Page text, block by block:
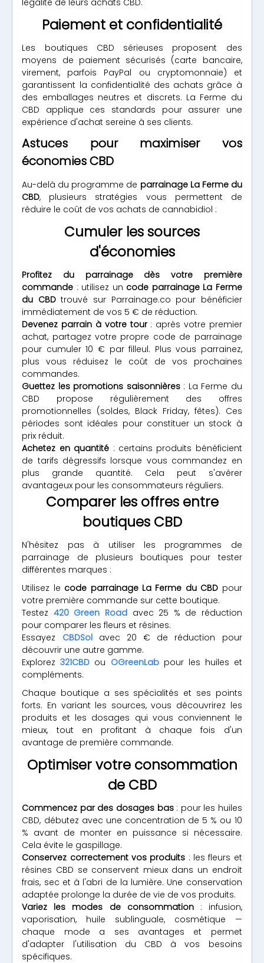
légalité de leurs achats CBD.
Paiement et confidentialité
Les boutiques CBD sérieuses proposent des
moyens de paiement sécurisés (carte bancaire,
virement, parfois PayPal ou cryptomonnaie) et
garantissent la confidentialité des achats grâce à
des emballages neutres et discrets. La Ferme du
CBD applique ces standards pour assurer une
expérience d'achat sereine à ses clients.
Astuces pour maximiser vos
économies CBD
Au-delà du programme de parrainage La Ferme du
CBD, plusieurs stratégies vous permettent de
réduire le coût de vos achats de cannabidiol :
Cumuler les sources
d'économies
Profitez du parrainage dès votre première
commande : utilisez un code parrainage La Ferme
du CBDtrouvé sur Parrainage.co pour bénéficier
immédiatement de vos 5 € de réduction.
Devenez parrain à votre tour: après votre premier
achat, partagez votre propre code de parrainage
pour cumuler 10 € par filleul. Plus vous parrainez,
plus vous réduisez le coût de vos prochaines
commandes.
Guettez les promotions saisonnières: La Ferme du
CBD propose régulièrement des offres
promotionnelles (soldes, Black Friday, fêtes). Ces
périodes sont idéales pour constituer un stock à
prix réduit.
Achetez en quantité : certains produits bénéficient
de tarifs dégressifs lorsque vous commandez en
plus grande quantité. Cela peut s'avérer
avantageux pour les consommateurs réguliers.
Comparer les offres entre
boutiques CBD
N'hésitez pas à utiliser les programmes de
parrainage de plusieurs boutiques pour tester
différentes marques :
Utilisez le code parrainage La Ferme du CBD pour
votre première commande sur cette boutique.
Testez 420 Green Roadavec 25 % de réduction
pour comparer les fleurs et résines.
Essayez CBDSolavec 20 € de réduction pour
découvrir une autre gamme.
Explorez321CBD ou OGreenLabpour les huiles et
compléments.
Chaque boutique a ses spécialités et ses points
forts. En variant les sources, vous découvrirez les
produits et les dosages qui vous conviennent le
mieux, tout en profitant à chaque fois d'un
avantage de première commande.
Optimiser votre consommation
de CBD
Commencez par des dosages bas: pour les huiles
CBD, débutez avec une concentration de 5 % ou 10
% avant de monter en puissance si nécessaire.
Cela évite le gaspillage.
Conservez correctement vos produits : les fleurs et
résines CBD se conservent mieux dans un endroit
frais, sec et à l'abri de la lumière. Une conservation
adaptée prolonge la durée de vie de vos produits.
Variez les modes de consommation: infusion,
vaporisation, huile sublinguale, cosmétique —
chaque mode a ses avantages et permet
d'adapter l'utilisation du CBD à vos besoins
spécifiques.